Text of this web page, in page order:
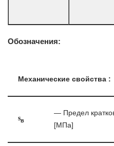
Обозначения:
Механические свойства :
sв
— Предел
[МПа]